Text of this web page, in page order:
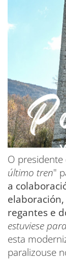
O presidente
último tren"
a
regantes e
estuviese
esta
paralizouse